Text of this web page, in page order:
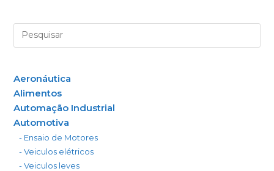
Aeronáutica
Alimentos
Automação Industrial
Automotiva
- Ensaio de Motores
- Veiculos elétricos
- Veiculos leves